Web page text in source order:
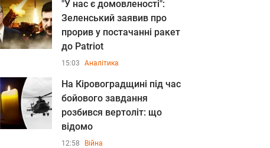
"У нас є домовленості":
Зеленський заявив про
прорив у постачанні ракет
до Patriot
15:03 Аналітика
На Кіровоградщині під час
бойового завдання
розбився вертоліт: що
відомо
12:58 Війна